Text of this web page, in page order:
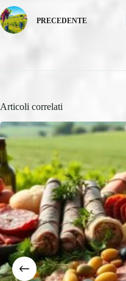
PRECEDENTE
Articoli correlati